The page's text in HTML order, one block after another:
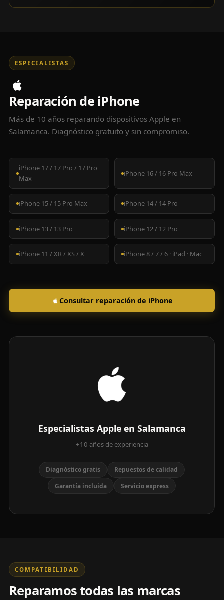
ESPECIALISTAS
Reparación de iPhone
Más de 10 años reparando dispositivos Apple en
Salamanca. Diagnóstico gratuito y sin compromiso.
iPhone 17 / 17 Pro / 17 Pro
Max
iPhone 16 / 16 Pro Max
iPhone 15 / 15 Pro Max iPhone 14 / 14 Pro
iPhone 13 / 13 Pro iPhone 12 / 12 Pro
iPhone 11 / XR / XS / X iPhone 8 / 7 / 6 · iPad · Mac
Consultar reparación de iPhone
Especialistas Apple en Salamanca
+10 años de experiencia
Diagnóstico gratis
Repuestos de calidad
Garantía incluida
Servicio express
COMPATIBILIDAD
Reparamos todas las marcas